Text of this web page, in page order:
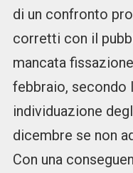
di un confronto
corretti con il
mancata
febbraio, secondo
individuazione
dicembre se non
Con una